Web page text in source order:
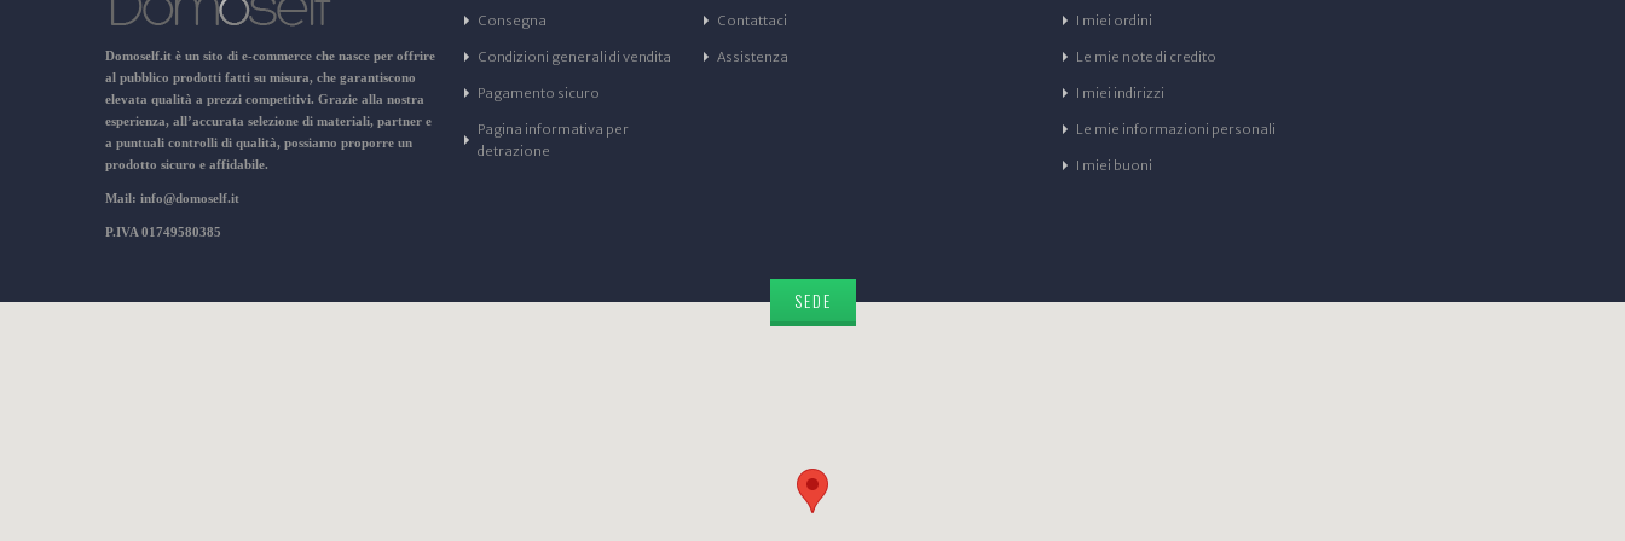
Domoself.it è un sito di e-commerce che nasce per offrire
al pubblico prodotti fatti su misura, che garantiscono
elevata qualità a prezzi competitivi. Grazie alla nostra
esperienza, all’accurata selezione di materiali, partner e
a puntuali controlli di qualità, possiamo proporre un
prodotto sicuro e affidabile.
Mail: info@domoself.it
P.IVA 01749580385
Consegna
Condizioni generali di vendita
Pagamento sicuro
Pagina informativa per
detrazione
Contattaci
Assistenza
I miei ordini
Le mie note di credito
I miei indirizzi
Le mie informazioni personali
I miei buoni
SEDE